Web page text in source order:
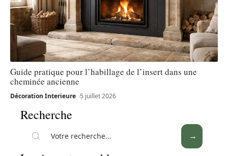
Guide pratique pour l’habillage de l’insert dans une
cheminée ancienne
Décoration Interieure 5 juillet 2026
Recherche